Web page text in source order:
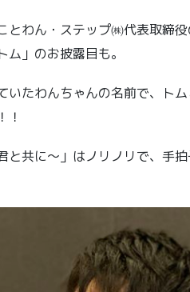
とわん・ステップ㈱代表取締
」のお披露目も。
いたわんちゃんの名前で、ト
！
と共に～」はノリノリで、手